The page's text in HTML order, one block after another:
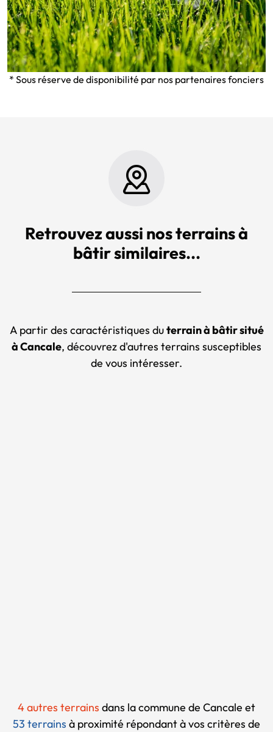
* Sous réserve de disponibilité par nos partenaires fonciers
Retrouvez aussi nos terrains à
bâtir similaires...
A partir des caractéristiques duterrain à bâtir situé
à Cancale, découvrez d'autres terrains susceptibles
de vous intéresser.
4 autres terrains dans la commune de Cancale et
53 terrains à proximité répondant à vos critères de